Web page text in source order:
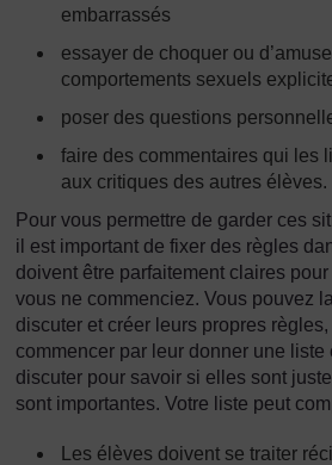
embarrassés
essayer de choquer ou
comportements sexuels
poser des questions
faire des commentaires qui les
aux critiques des autres élèves.
Pour vous permettre de garder ces
il est important de fixer des règles
doivent être parfaitement claires
vous ne commenciez. Vous pouvez
discuter et créer leurs propres
commencer par leur donner une liste
discuter pour savoir si elles sont
sont importantes. Votre liste peut
Les élèves doivent se traiter